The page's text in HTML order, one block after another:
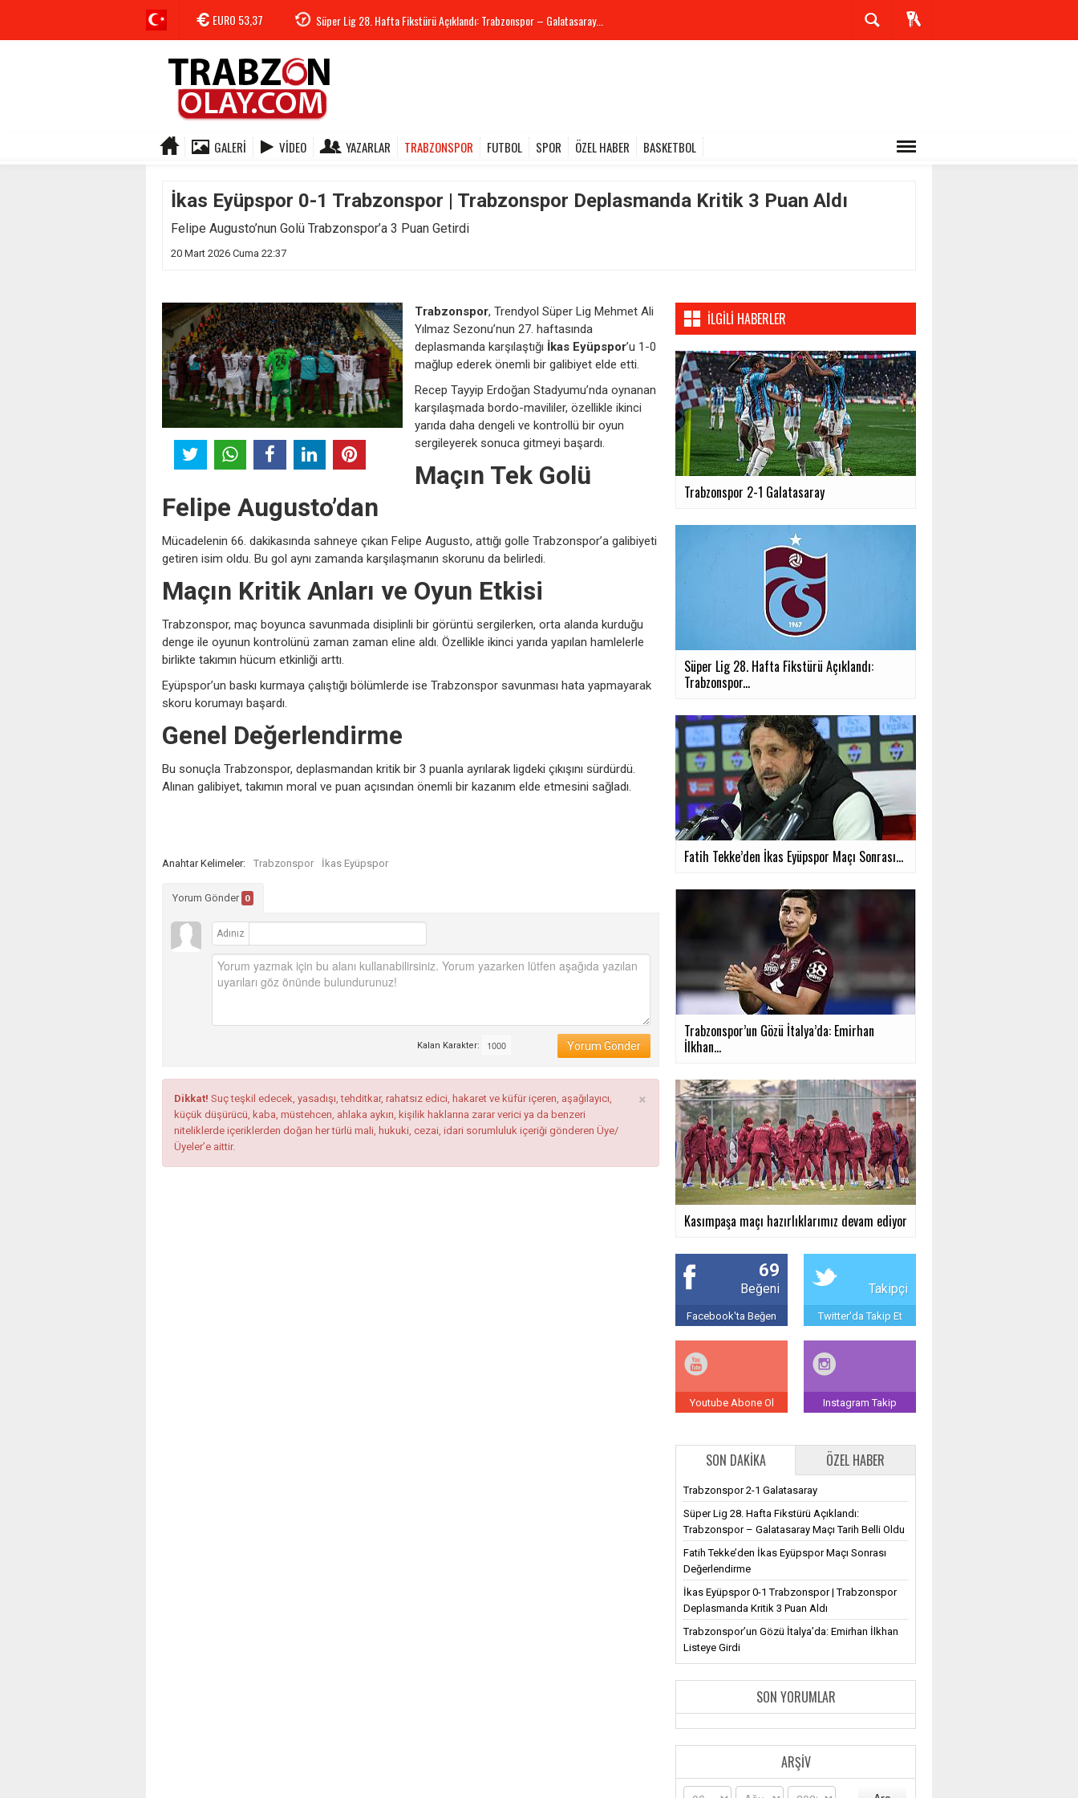
EURO53,37 Süper Lig 28. Hafta Fikstürü Açıklandı: Trabzonspor – Galatasaray...
GALERI VIDEO YAZARLAR TRABZONSPOR FUTBOL SPOR ÖZEL HABER BASKETBOL
İkas Eyüpspor 0-1 Trabzonspor | Trabzonspor Deplasmanda Kritik 3 Puan Aldı
Felipe Augusto’nun Golü Trabzonspor’a 3 Puan Getirdi
20 Mart 2026 Cuma 22:37
Trabzonspor, Trendyol Süper Lig Mehmet Ali
Yılmaz Sezonu’nun 27. haftasında
deplasmanda karşılaştığı İkas Eyüpspor’u 1-0
mağlup ederek önemli bir galibiyet elde etti.
Recep Tayyip Erdoğan Stadyumu’nda oynanan
karşılaşmada bordo-mavililer, özellikle ikinci
yarıda daha dengeli ve kontrollü bir oyun
sergileyerek sonuca gitmeyi başardı.
Maçın Tek Golü
Felipe Augusto’dan
Mücadelenin 66. dakikasında sahneye çıkan Felipe Augusto, attığı golle Trabzonspor’a galibiyeti
getiren isim oldu. Bu gol aynı zamanda karşılaşmanın skorunu da belirledi.
Maçın Kritik Anları ve Oyun Etkisi
Trabzonspor, maç boyunca savunmada disiplinli bir görüntü sergilerken, orta alanda kurduğu
denge ile oyunun kontrolünü zaman zaman eline aldı. Özellikle ikinci yarıda yapılan hamlelerle
birlikte takımın hücum etkinliği arttı.
Eyüpspor’un baskı kurmaya çalıştığı bölümlerde ise Trabzonspor savunması hata yapmayarak
skoru korumayı başardı.
Genel Değerlendirme
Bu sonuçla Trabzonspor, deplasmandan kritik bir 3 puanla ayrılarak ligdeki çıkışını sürdürdü.
Alınan galibiyet, takımın moral ve puan açısından önemli bir kazanım elde etmesini sağladı.
Anahtar Kelimeler: Trabzonspor İkas Eyüpspor
Yorum Gönder 0
Adınız
Yorum Gönder
Kalan Karakter:
×
Dikkat! Suç teşkil edecek, yasadışı, tehditkar, rahatsız edici, hakaret ve küfür içeren, aşağılayıcı,
küçük düşürücü, kaba, müstehcen, ahlaka aykırı, kişilik haklarına zarar verici ya da benzeri
niteliklerde içeriklerden doğan her türlü mali, hukuki, cezai, idari sorumluluk içeriği gönderen Üye/
Üyeler’e aittir.
İLGILI HABERLER
Trabzonspor 2-1 Galatasaray
Süper Lig 28. Hafta Fikstürü Açıklandı:
Trabzonspor...
Fatih Tekke’den İkas Eyüpspor Maçı Sonrası...
Trabzonspor’un Gözü İtalya’da: Emirhan
İlkhan...
Kasımpaşa maçı hazırlıklarımız devam ediyor
69
Beğeni
Facebook'ta Beğen
Takipçi
Twitter'da Takip Et
Youtube Abone Ol Instagram Takip
SON DAKIKA ÖZEL HABER
Trabzonspor 2-1 Galatasaray
Süper Lig 28. Hafta Fikstürü Açıklandı:
Trabzonspor – Galatasaray Maçı Tarih Belli Oldu
Fatih Tekke’den İkas Eyüpspor Maçı Sonrası
Değerlendirme
İkas Eyüpspor 0-1 Trabzonspor | Trabzonspor
Deplasmanda Kritik 3 Puan Aldı
Trabzonspor’un Gözü İtalya’da: Emirhan İlkhan
Listeye Girdi
SON YORUMLAR
ARŞIV